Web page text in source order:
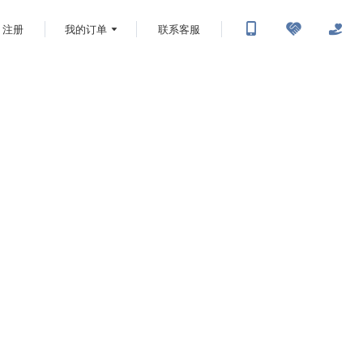
注册 我的订单 联系客服